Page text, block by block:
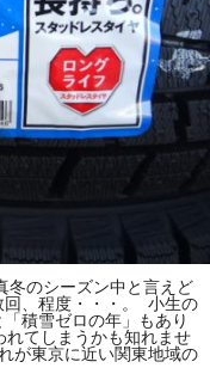
冬のシーズン中と言えど
回、程度・・・。 小生の
積雪ゼロの年」もあり
てしまうかも知れませ
が東京に近い関東地域の